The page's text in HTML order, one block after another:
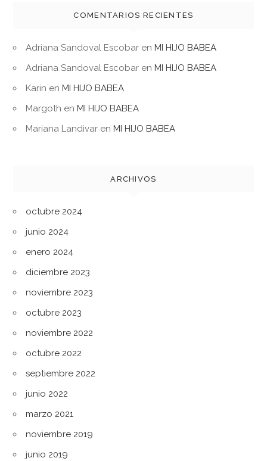
COMENTARIOS RECIENTES
Adriana Sandoval Escobar en MI HIJO BABEA
Adriana Sandoval Escobar en MI HIJO BABEA
Karin en MI HIJO BABEA
Margoth en MI HIJO BABEA
Mariana Landivar en MI HIJO BABEA
ARCHIVOS
octubre 2024
junio 2024
enero 2024
diciembre 2023
noviembre 2023
octubre 2023
noviembre 2022
octubre 2022
septiembre 2022
junio 2022
marzo 2021
noviembre 2019
junio 2019